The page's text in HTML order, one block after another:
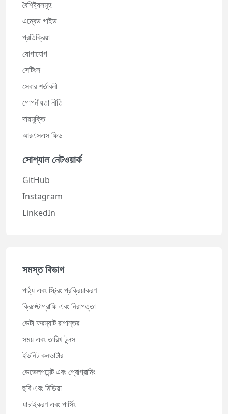
বৈশিষ্ট্যসমূহ
এম্বেড গাইড
প্রতিক্রিয়া
যোগাযোগ
সেটিংস
সেবার শর্তাবলী
গোপনীয়তা নীতি
দায়মুক্তি
আরএসএস ফিড
সোশ্যাল নেটওয়ার্ক
GitHub
Instagram
LinkedIn
সমস্ত বিভাগ
পাঠ্য এবং স্ট্রিং প্রক্রিয়াকরণ
ক্রিপ্টোগ্রাফি এবং নিরাপত্তা
ডেটা ফরম্যাট রূপান্তর
সময় এবং তারিখ টুলস
ইউনিট কনভার্টার
ডেভেলপমেন্ট এবং প্রোগ্রামিং
ছবি এবং মিডিয়া
যাচাইকরণ এবং পার্সিং